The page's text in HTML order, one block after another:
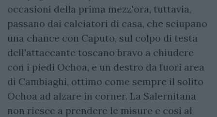
occasioni della prima mezz'ora, tuttavia,
passano dai calciatori di casa, che sciupano
una chance con Caputo, sul colpo di testa
dell'attaccante toscano bravo a chiudere
con i piedi Ochoa, e un destro da fuori area
di Cambiaghi, ottimo come sempre il solito
Ochoa ad alzare in corner. La Salernitana
non riesce a prendere le misure e così al